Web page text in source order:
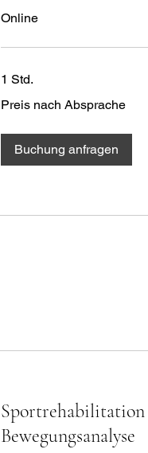
Online
1 Std.
nach
Preis nach Absprache
Buchung anfragen
Sportrehabilitation
Bewegungsanalyse